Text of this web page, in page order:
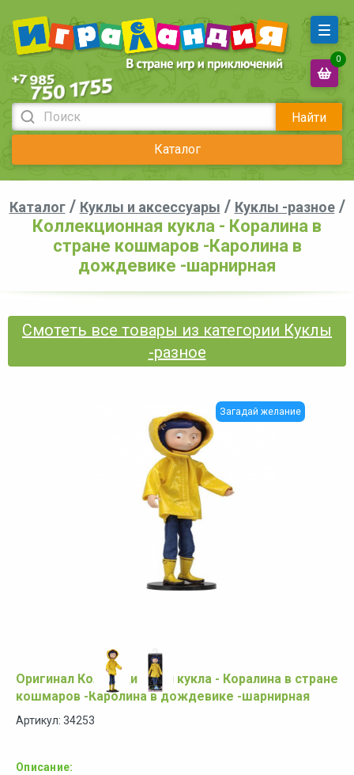
Найти
Каталог
0
Каталог/ Куклы и аксессуары / Куклы -разное/
Коллекционная кукла - Коралина в
стране кошмаров -Каролина в
дождевике -шарнирная
Смотеть все товары из категории Куклы
-разное
Загадай желание
Оригинал Коллекционная кукла - Коралина в стране
кошмаров -Каролина в дождевике -шарнирная
Артикул: 34253
Описание: